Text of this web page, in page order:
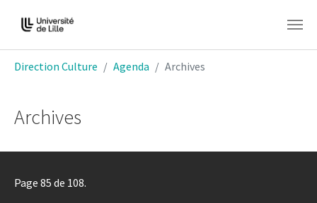
Direction Culture Agenda Archives
Archives
Page 85 de 108.